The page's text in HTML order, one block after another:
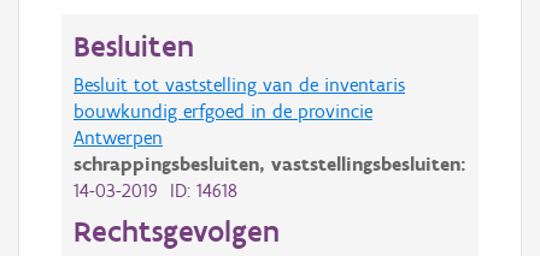
Besluiten
Besluit tot vaststelling van de inventaris
bouwkundig erfgoed in de provincie
Antwerpen
schrappingsbesluiten, vaststellingsbesluiten:
14-03-2019 ID: 14618
Rechtsgevolgen